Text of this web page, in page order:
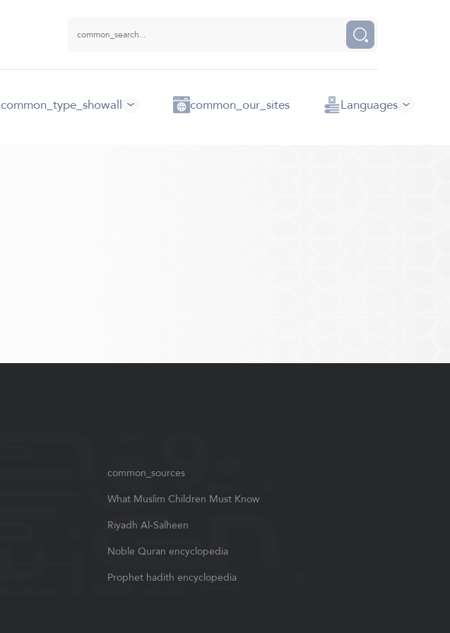
common_type_showall common_our_sites Languages
common_sources
What Muslim Children Must Know
Riyadh Al-Salheen
Noble Quran encyclopedia
Prophet hadith encyclopedia